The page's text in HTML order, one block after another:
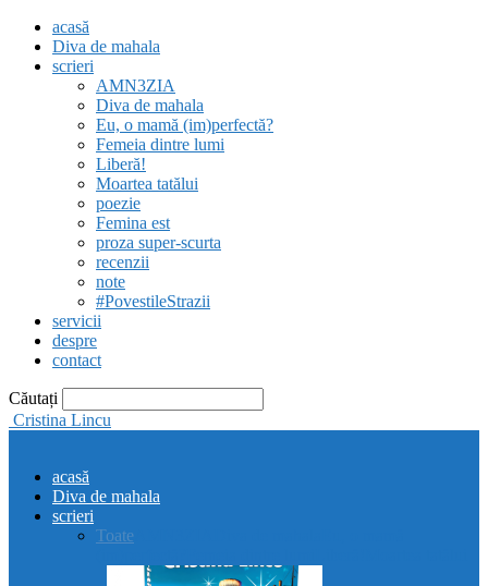
acasă
Diva de mahala
scrieri
AMN3ZIA
Diva de mahala
Eu, o mamă (im)perfectă?
Femeia dintre lumi
Liberă!
Moartea tatălui
poezie
Femina est
proza super-scurta
recenzii
note
#PovestileStrazii
servicii
despre
contact
Căutați
Cristina Lincu
acasă
Diva de mahala
scrieri
Toate